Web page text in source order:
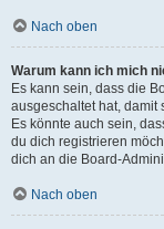
Nach oben
Warum kann ich mich
Es kann sein, dass die
ausgeschaltet hat, damit
Es könnte auch sein,
du dich registrieren
dich an die Board-
Nach oben